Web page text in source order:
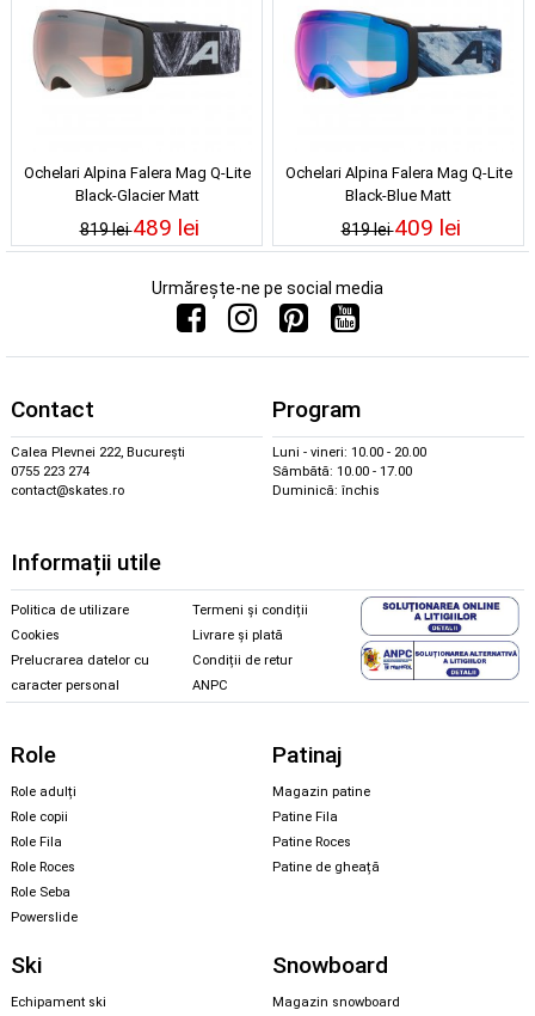
Ochelari Alpina Falera Mag Q-Lite
Black-Glacier Matt
819 lei489 lei
Ochelari Alpina Falera Mag Q-Lite
Black-Blue Matt
819 lei409 lei
Urmărește-ne pe social media
Contact
Calea Plevnei 222, București
0755 223 274
contact@skates.ro
Program
Luni - vineri: 10.00 - 20.00
Sâmbătă: 10.00 - 17.00
Duminică: închis
Informații utile
Politica de utilizare
Cookies
Prelucrarea datelor cu
caracter personal
Termeni și condiții
Livrare și plată
Condiții de retur
ANPC
Role
Role adulți
Role copii
Role Fila
Role Roces
Role Seba
Powerslide
Patinaj
Magazin patine
Patine Fila
Patine Roces
Patine de gheață
Ski
Echipament ski
Snowboard
Magazin snowboard